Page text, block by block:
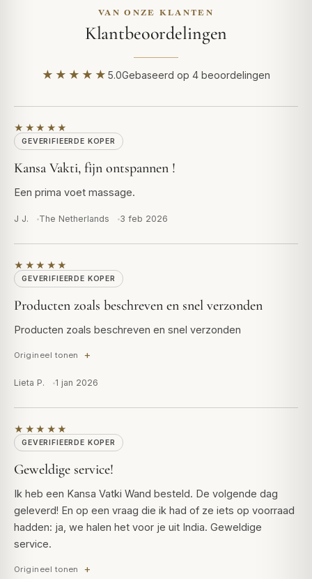
VAN ONZE KLANTEN
Klantbeoordelingen
★★★★★ 5.0Gebaseerd op 4 beoordelingen
★★★★★
GEVERIFIEERDE KOPER
Kansa Vakti, fijn ontspannen !
Een prima voet massage.
J J. The Netherlands 3 feb 2026
★★★★★
GEVERIFIEERDE KOPER
Producten zoals beschreven en snel verzonden
Producten zoals beschreven en snel verzonden
Origineel tonen
Lieta P. 1 jan 2026
★★★★★
GEVERIFIEERDE KOPER
Geweldige service!
Ik heb een Kansa Vatki Wand besteld. De volgende dag
geleverd! En op een vraag die ik had of ze iets op voorraad
hadden: ja, we halen het voor je uit India. Geweldige
service.
Origineel tonen